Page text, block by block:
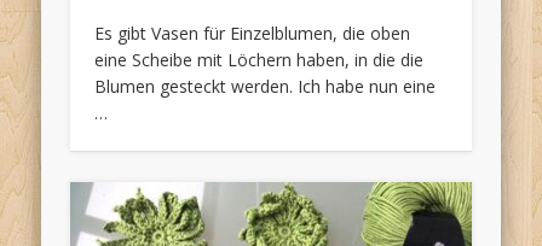
Es gibt Vasen für Einzelblumen, die oben
eine Scheibe mit Löchern haben, in die die
Blumen gesteckt werden. Ich habe nun eine
…